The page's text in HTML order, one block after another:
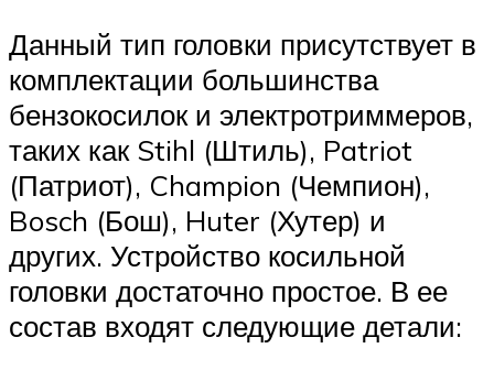
Данный тип головки присутствует в
комплектации большинства
бензокосилок и электротриммеров,
таких как Stihl (Штиль), Patriot
(Патриот), Champion (Чемпион),
Bosch (Бош), Huter (Хутер) и
других. Устройство косильной
головки достаточно простое. В ее
состав входят следующие детали: